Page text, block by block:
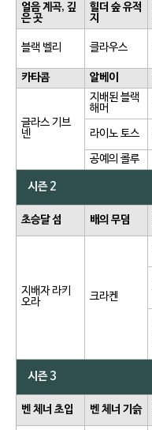
얼음 계곡, 깊
은 곳
힐더 숲 유적
지
블랙 벨리 클라우스
카타콤
알베이
글라스 기브
넨
지배된 블랙
해머
라이노 토스
공예의 콜루
시즌 2
초승달 섬 배의 무덤
지배자 라키
오라
크라켄
시즌 3
벤 체너 초입 벤 체너 기슭